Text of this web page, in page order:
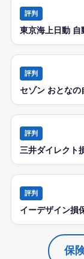
評判
東京海上日動 自
評判
セゾン おとなの
評判
三井ダイレクト
評判
イーデザイン損
保